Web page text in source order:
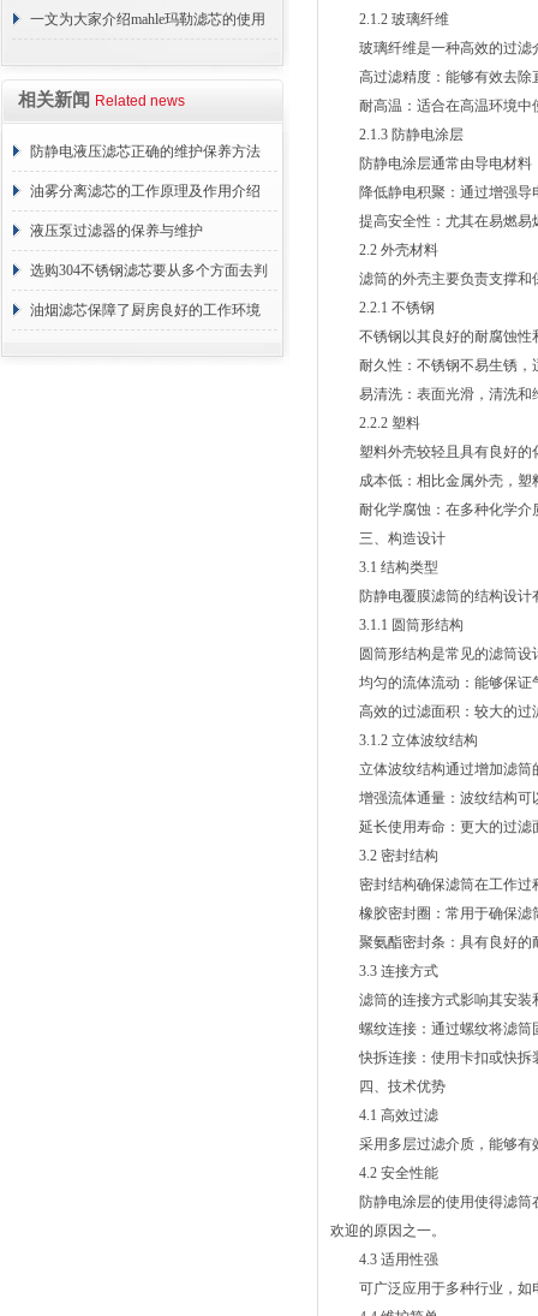
周期区别介绍
一文为大家介绍mahle玛勒滤芯的使用
相关新闻 Related news
防静电液压滤芯正确的维护保养方法
油雾分离滤芯的工作原理及作用介绍
液压泵过滤器的保养与维护
选购304不锈钢滤芯要从多个方面去判
断
油烟滤芯保障了厨房良好的工作环境
2.1.2 玻璃纤维
玻璃纤维是一种高效的过滤
高过滤精度：能够有效去除
耐高温：适合在高温环境中
2.1.3 防静电涂层
防静电涂层通常由导电材料
降低静电积聚：通过增强导
提高安全性：尤其在易燃易
2.2 外壳材料
滤筒的外壳主要负责支撑和
2.2.1 不锈钢
不锈钢以其良好的耐腐蚀性
耐久性：不锈钢不易生锈，
易清洗：表面光滑，清洗和
2.2.2 塑料
塑料外壳较轻且具有良好的化
成本低：相比金属外壳，塑
耐化学腐蚀：在多种化学介
三、构造设计
3.1 结构类型
防静电覆膜滤筒的结构设计
3.1.1 圆筒形结构
圆筒形结构是常见的滤筒设
均匀的流体流动：能够保证
高效的过滤面积：较大的过
3.1.2 立体波纹结构
立体波纹结构通过增加滤筒
增强流体通量：波纹结构可
延长使用寿命：更大的过滤
3.2 密封结构
密封结构确保滤筒在工作过
橡胶密封圈：常用于确保滤
聚氨酯密封条：具有良好的
3.3 连接方式
滤筒的连接方式影响其安装
螺纹连接：通过螺纹将滤筒
快拆连接：使用卡扣或快拆
四、技术优势
4.1 高效过滤
采用多层过滤介质，能够有
4.2 安全性能
防静电涂层的使用使得滤筒在
欢迎的原因之一。
4.3 适用性强
可广泛应用于多种行业，如